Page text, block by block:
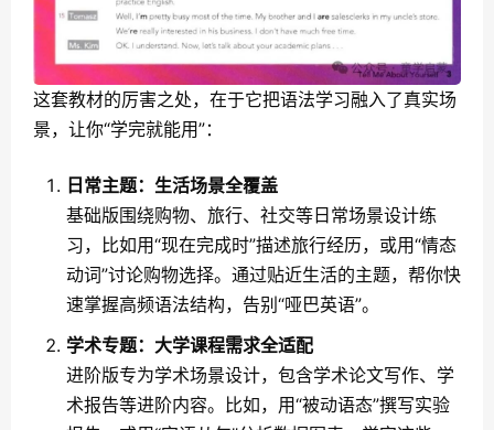
这套教材的厉害之处，在于它把语法学习融入了真实场
景，让你“学完就能用”：
日常主题：生活场景全覆盖
基础版围绕购物、旅行、社交等日常场景设计练
习，比如用“现在完成时”描述旅行经历，或用“情态
动词”讨论购物选择。通过贴近生活的主题，帮你快
速掌握高频语法结构，告别“哑巴英语”。
学术专题：大学课程需求全适配
进阶版专为学术场景设计，包含学术论文写作、学
术报告等进阶内容。比如，用“被动语态”撰写实验